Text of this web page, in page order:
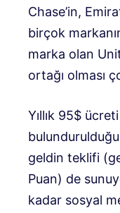
Chase’in,
birçok
marka olan
ortağı olması
Yıllık 95$
geldin teklifi
Puan) de
kadar sosyal